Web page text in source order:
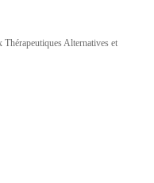
Alternatives et